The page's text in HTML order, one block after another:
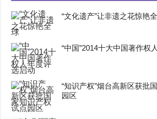
“文化遗产”让非遗之花惊艳
“中国”2014十大中国著作权
“知识产权”烟台高新区获批
园区